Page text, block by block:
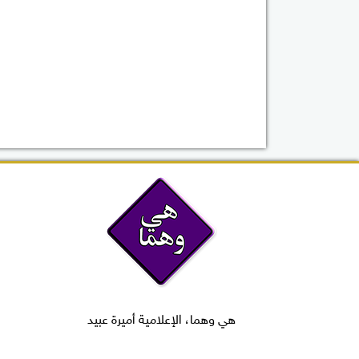
هي وهما، الإعلامية أميرة عبيد